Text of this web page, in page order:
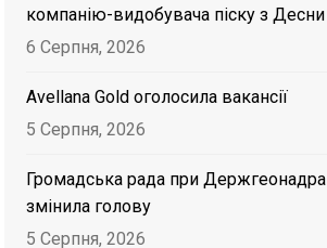
компанію-видобувача піску з Десни
6 Серпня, 2026
Avellana Gold оголосила вакансії
5 Серпня, 2026
Громадська рада при Держгеонадра
змінила голову
5 Серпня, 2026